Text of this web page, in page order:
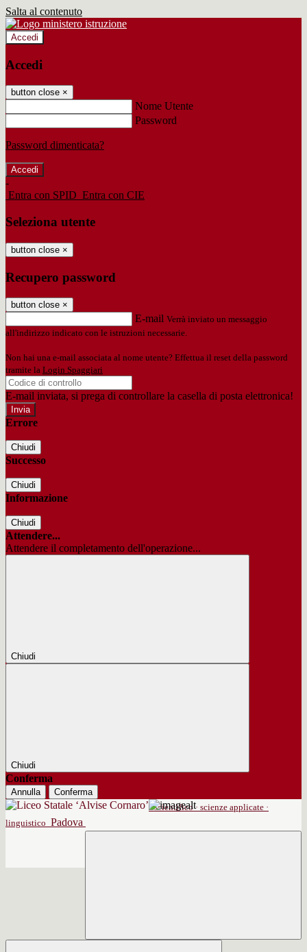
Salta al contenuto
Accedi
Accedi
button close ×
Nome Utente
Password
Password dimenticata?
-
Entra con SPID Entra con CIE
Seleziona utente
button close ×
Recupero password
button close ×
E-mail Verrà inviato un messaggio
all'indirizzo indicato con le istruzioni necessarie.
Non hai una e-mail associata al nome utente? Effettua il reset della password
tramite la Login Spaggiari
E-mail inviata, si prega di controllare la casella di posta elettronica!
Errore
Chiudi
Successo
Chiudi
Informazione
Chiudi
Attendere...
Attendere il completamento dell'operazione...
Chiudi
Chiudi
Conferma
Annulla
Conferma
scientifico · scienze applicate ·
linguistico Padova